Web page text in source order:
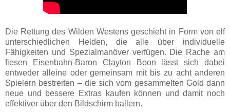
Die Rettung des Wilden Westens geschieht in Form von elf
unterschiedlichen Helden, die alle über individuelle
Fähigkeiten und Spezialmanöver verfügen. Die Rache am
fiesen Eisenbahn-Baron Clayton Boon lässt sich dabei
entweder alleine oder gemeinsam mit bis zu acht anderen
Spielern bestreiten – die sich vom gesammelten Gold dann
neue und bessere Extras kaufen können und damit noch
effektiver über den Bildschirm ballern.